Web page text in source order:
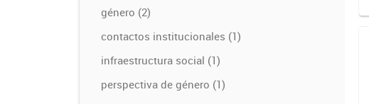
género (2)
contactos institucionales (1)
infraestructura social (1)
perspectiva de género (1)